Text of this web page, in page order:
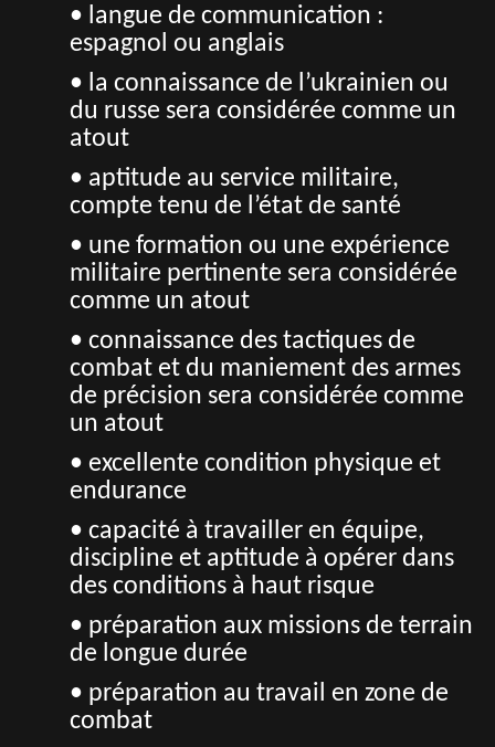
• langue de communication :
espagnol ou anglais
• la connaissance de l’ukrainien ou
du russe sera considérée comme un
atout
• aptitude au service militaire,
compte tenu de l’état de santé
• une formation ou une expérience
militaire pertinente sera considérée
comme un atout
• connaissance des tactiques de
combat et du maniement des armes
de précision sera considérée comme
un atout
• excellente condition physique et
endurance
• capacité à travailler en équipe,
discipline et aptitude à opérer dans
des conditions à haut risque
• préparation aux missions de terrain
de longue durée
• préparation au travail en zone de
combat